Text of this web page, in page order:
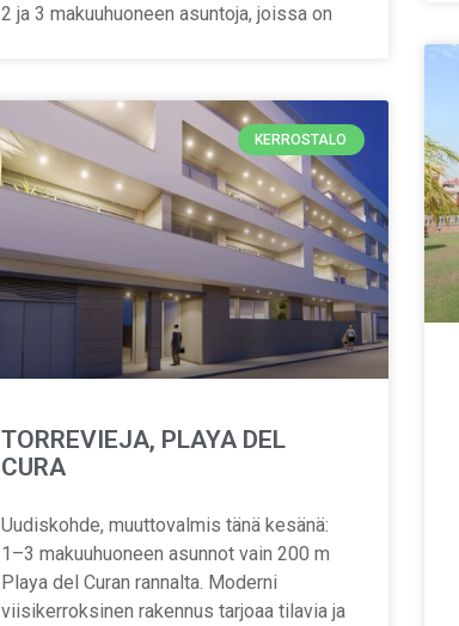
2 ja 3 makuuhuoneen asuntoja, joissa on
KERROSTALO
TORREVIEJA, PLAYA DEL
CURA
Uudiskohde, muuttovalmis tänä kesänä:
1–3 makuuhuoneen asunnot vain 200 m
Playa del Curan rannalta. Moderni
viisikerroksinen rakennus tarjoaa tilavia ja